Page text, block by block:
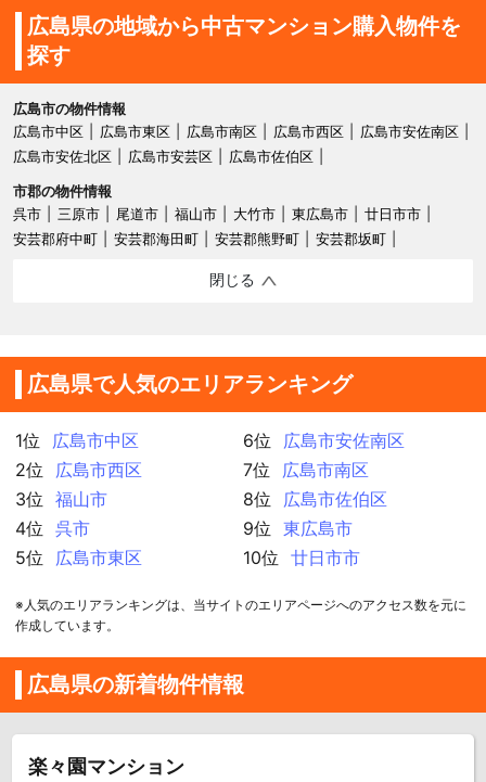
広島県の地域から中古マンション購入物件を
探す
広島市の物件情報
広島市中区
広島市東区 広島市南区 広島市西区
広島市安佐南区
広島市安佐北区
広島市安芸区
広島市佐伯区
市郡の物件情報
呉市
三原市 尾道市 福山市 大竹市 東広島市
廿日市市
安芸郡府中町
安芸郡海田町 安芸郡熊野町 安芸郡坂町
閉じる
広島県で人気のエリアランキング
1位
広島市中区
2位
広島市西区
3位
福山市
4位
呉市
5位
広島市東区
6位
広島市安佐南区
7位
広島市南区
8位
広島市佐伯区
9位
東広島市
10位
廿日市市
※人気のエリアランキングは、当サイトのエリアページへのアクセス数を元に
作成しています。
広島県の新着物件情報
楽々園マンション